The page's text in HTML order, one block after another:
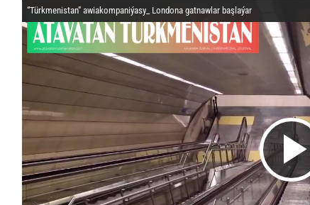
“Türkmenistan” awiakompaniýasy_ Londona gatnawlar başlaýar